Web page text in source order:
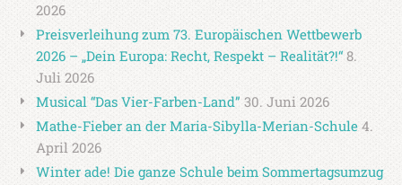
2026
Preisverleihung zum 73. Europäischen Wettbewerb
2026 – „Dein Europa: Recht, Respekt – Realität?!“ 8.
Juli 2026
Musical “Das Vier-Farben-Land” 30. Juni 2026
Mathe-Fieber an der Maria-Sibylla-Merian-Schule 4.
April 2026
Winter ade! Die ganze Schule beim Sommertagsumzug